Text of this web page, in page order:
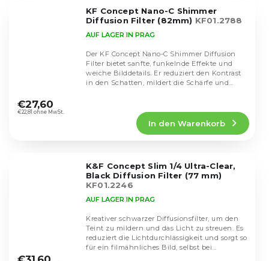
KF Concept Nano-C Shimmer
Diffusion Filter (82mm) KF01.2788
durchschnittliche
Produktbewertung
AUF LAGER IN PRAG
€22,81 ohne MwSt.
€27,60
In den Warenkorb
Der KF Concept Nano-C Shimmer Diffusion
Filter bietet sanfte, funkelnde Effekte und
weiche Bilddetails. Er reduziert den Kontrast
in den Schatten, mildert die Schärfe und
K&F Concept Slim 1/4 Ultra-Clear,
Black Diffusion Filter (77 mm)
KF01.2246
durchschnittliche
AUF LAGER IN PRAG
Kreativer schwarzer Diffusionsfilter, um den
Teint zu mildern und das Licht zu streuen. Es
reduziert die Lichtdurchlässigkeit und sorgt so
für ein filmähnliches Bild, selbst bei...